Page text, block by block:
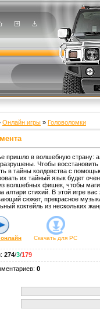
Онлайн игры » Головоломки
пришло в волшебную страну:
Чтобы восстановить
в тайны колдовства с
их тайный язык будет
волшебных фишек, чтобы
алтари стихий. В этой игре
сюжет, прекрасное
коктейль из нескольких
Скачать для PC
: 274/3/179
: 0